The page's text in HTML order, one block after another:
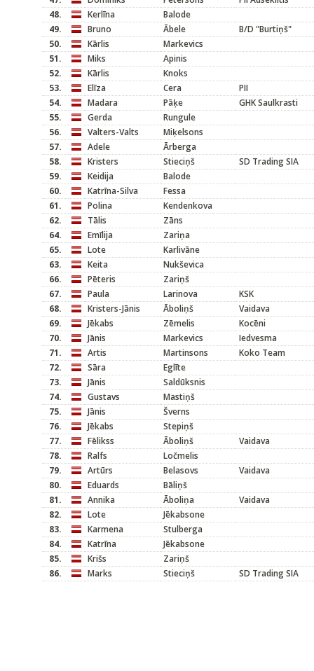
48.
Kerlīna
Balode
49.
Bruno Ābele
B/D "Burtiņš"
50.
Kārlis
Markevics
51.
Miks
Apinis
52.
Kārlis
Knoks
53.
Elīza Cera
PII
54.
Madara Pāķe
GHK Saulkrasti
55.
Gerda
Rungule
56.
Valters-Valts
Miķelsons
57.
Adele
Ārberga
58.
Kristers Stieciņš
SD Trading SIA
59.
Keidija
Balode
60.
Katrīna-Silva
Fessa
61.
Polina
Kendenkova
62.
Tālis
Zāns
64.
Emīlija
Zariņa
65.
Lote
Karlivāne
63.
Keita
Nukševica
66.
Pēteris
Zariņš
67.
Paula Larinova
KSK
68.
Kristers-Jānis Āboliņš
Vaidava
69.
Jēkabs Zēmelis
Kocēni
70.
Jānis Markevics
Iedvesma
71.
Artis Martinsons
Koko Team
72.
Sāra
Eglīte
73.
Jānis
Saldūksnis
74.
Gustavs
Mastiņš
75.
Jānis
Šverns
76.
Jēkabs
Stepiņš
77.
Fēlikss Āboliņš
Vaidava
78.
Ralfs
Ločmelis
79.
Artūrs Belasovs
Vaidava
80.
Eduards
Bāliņš
81.
Annika Āboliņa
Vaidava
82.
Lote
Jēkabsone
83.
Karmena
Stulberga
84.
Katrīna
Jēkabsone
85.
Krišs
Zariņš
86.
Marks Stieciņš SD Trading SIA